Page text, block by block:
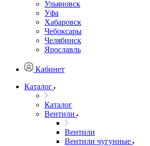
Ульяновск
Уфа
Хабаровск
Чебоксары
Челябинск
Ярославль
Кабинет
Каталог
Каталог
Вентили
Вентили
Вентили чугунные